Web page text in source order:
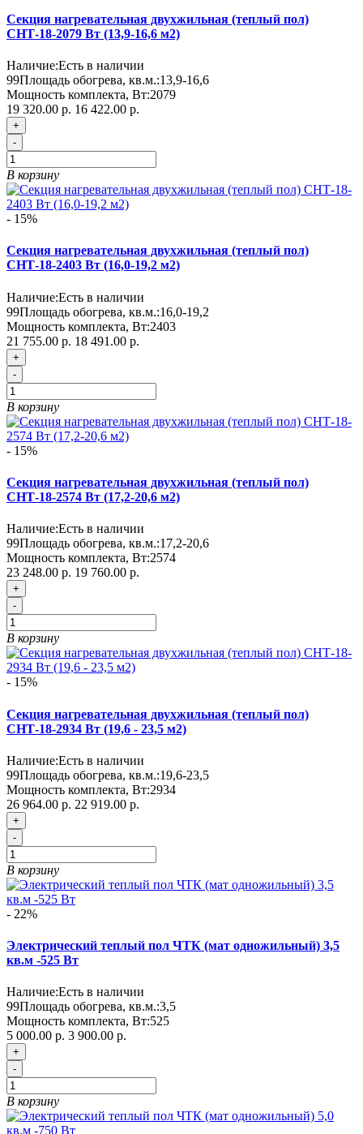
Секция нагревательная двухжильная (теплый пол)
СНТ-18-2079 Вт (13,9-16,6 м2)
Наличие:Есть в наличии
99Площадь обогрева, кв.м.:13,9-16,6
Мощность комплекта, Вт:2079
19 320.00 р. 16 422.00 р.
+
-
В корзину
- 15%
Секция нагревательная двухжильная (теплый пол)
СНТ-18-2403 Вт (16,0-19,2 м2)
Наличие:Есть в наличии
99Площадь обогрева, кв.м.:16,0-19,2
Мощность комплекта, Вт:2403
21 755.00 р. 18 491.00 р.
+
-
В корзину
- 15%
Секция нагревательная двухжильная (теплый пол)
СНТ-18-2574 Вт (17,2-20,6 м2)
Наличие:Есть в наличии
99Площадь обогрева, кв.м.:17,2-20,6
Мощность комплекта, Вт:2574
23 248.00 р. 19 760.00 р.
+
-
В корзину
- 15%
Секция нагревательная двухжильная (теплый пол)
СНТ-18-2934 Вт (19,6 - 23,5 м2)
Наличие:Есть в наличии
99Площадь обогрева, кв.м.:19,6-23,5
Мощность комплекта, Вт:2934
26 964.00 р. 22 919.00 р.
+
-
В корзину
- 22%
Электрический теплый пол ЧТК (мат одножильный) 3,5
кв.м -525 Вт
Наличие:Есть в наличии
99Площадь обогрева, кв.м.:3,5
Мощность комплекта, Вт:525
5 000.00 р. 3 900.00 р.
+
-
В корзину